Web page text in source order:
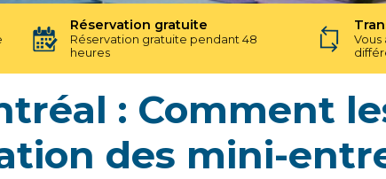
Réservation gratuite
Réservation gratuite pendant 48
heures
Vous
: Comment
des mini-